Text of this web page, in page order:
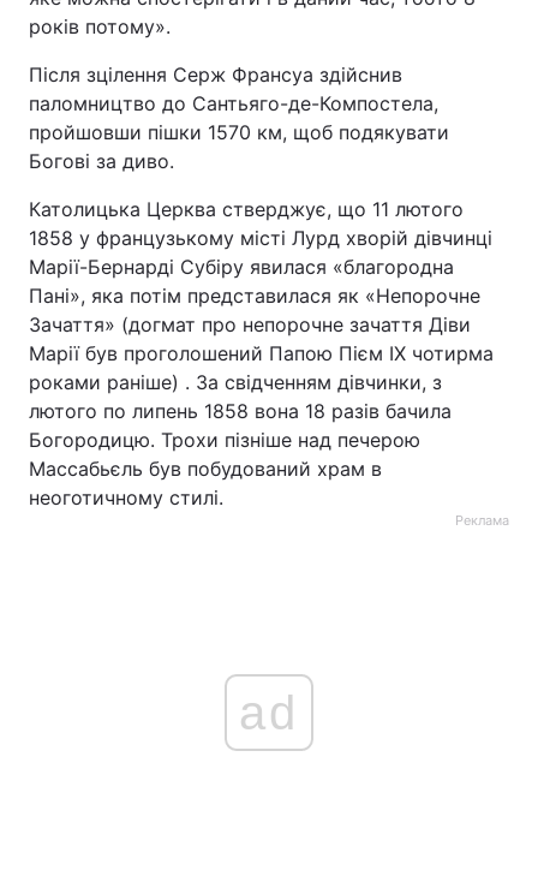
років потому».
Після зцілення Серж Франсуа здійснив
паломництво до Сантьяго-де-Компостела,
пройшовши пішки 1570 км, щоб подякувати
Богові за диво.
Католицька Церква стверджує, що 11 лютого
1858 у французькому місті Лурд хворій дівчинці
Марії-Бернарді Субіру явилася «благородна
Пані», яка потім представилася як «Непорочне
Зачаття» (догмат про непорочне зачаття Діви
Марії був проголошений Папою Пієм IX чотирма
роками раніше) . За свідченням дівчинки, з
лютого по липень 1858 вона 18 разів бачила
Богородицю. Трохи пізніше над печерою
Массабьєль був побудований храм в
неоготичному стилі.
Реклама
ad